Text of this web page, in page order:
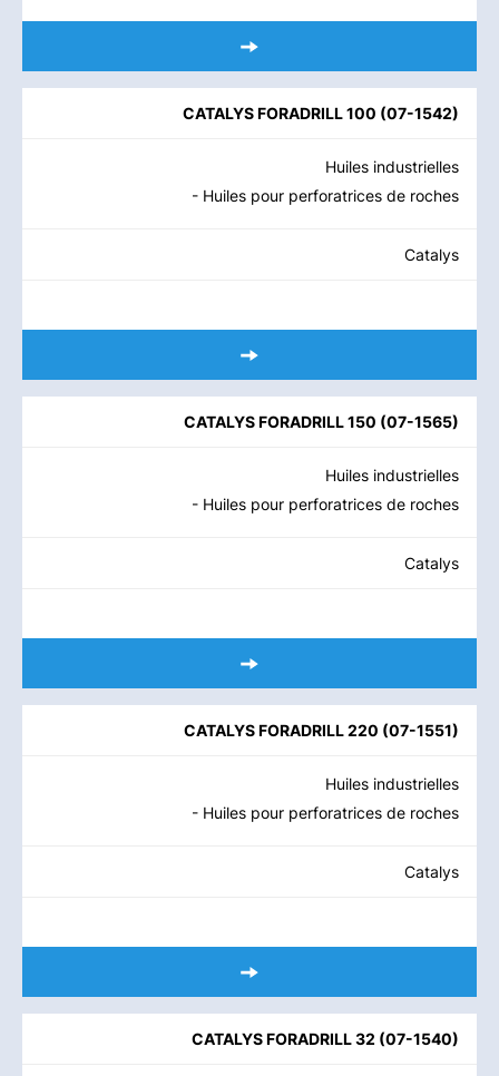
CATALYS FORADRILL 100 (07-1542)
Huiles industrielles
- Huiles pour perforatrices de roches
Catalys
CATALYS FORADRILL 150 (07-1565)
Huiles industrielles
- Huiles pour perforatrices de roches
Catalys
CATALYS FORADRILL 220 (07-1551)
Huiles industrielles
- Huiles pour perforatrices de roches
Catalys
CATALYS FORADRILL 32 (07-1540)